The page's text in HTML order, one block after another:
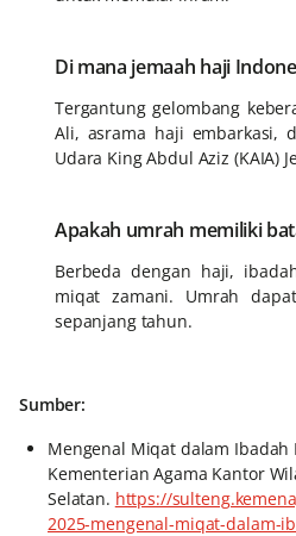
Di mana jemaah haji
Tergantung gelombang
Ali, asrama haji embarkasi,
Udara King Abdul Aziz (KAIA)
Apakah umrah memiliki
Berbeda dengan haji,
miqat zamani. Umrah
sepanjang tahun.
Sumber:
Mengenal Miqat dalam Ibadah
Kementerian Agama Kantor
Selatan. https://
2025-mengenal-miqat-dalam-